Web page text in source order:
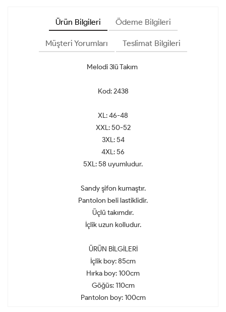
Ürün Bilgileri Ödeme Bilgileri
Müşteri Yorumları Teslimat Bilgileri
Melodi 3lü Takım
Kod: 2438
XL: 46-48
XXL: 50-52
3XL: 54
4XL: 56
5XL: 58 uyumludur.
Sandy şifon kumaştır.
Pantolon beli lastiklidir.
Üçlü takımdır.
İçlik uzun kolludur.
ÜRÜN BİLGİLERİ
İçlik boy: 85cm
Hırka boy: 100cm
Göğüs: 110cm
Pantolon boy: 100cm